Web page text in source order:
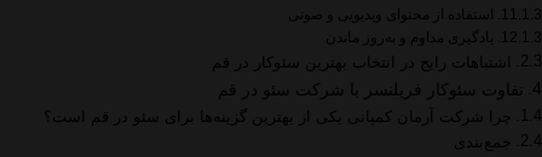
استفاده از محتوای ویدیویی و صوتی
یادگیری مداوم و به‌روز ماندن
اشتباهات رایج در انتخاب بهترین سئوکار در قم
تفاوت سئوکار فریلنسر با شرکت سئو در قم
چرا شرکت آرمان کمپانی یکی از بهترین گزینه‌ها برای سئو در قم است؟
جمع‌بندی